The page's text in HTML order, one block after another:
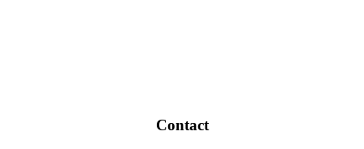
Contact